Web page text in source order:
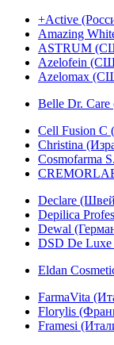
+Active
Amazing
ASTRUM
Azelofein
Azelomax
Belle Dr.
Cell Fusion
Christina
Cosmofarma
Declare
Depilica
Dewal
DSD De
Eldan
FarmaVita
Florylis
Framesi